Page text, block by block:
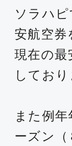
ソラハ
安航空
現在の
しており
また例
ーズン